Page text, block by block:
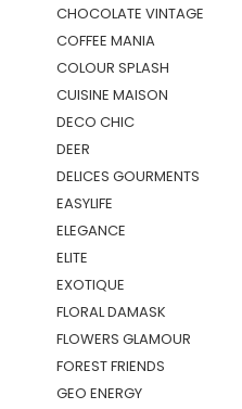
CHOCOLATE VINTAGE
COFFEE MANIA
COLOUR SPLASH
CUISINE MAISON
DECO CHIC
DEER
DELICES GOURMENTS
EASYLIFE
ELEGANCE
ELITE
EXOTIQUE
FLORAL DAMASK
FLOWERS GLAMOUR
FOREST FRIENDS
GEO ENERGY